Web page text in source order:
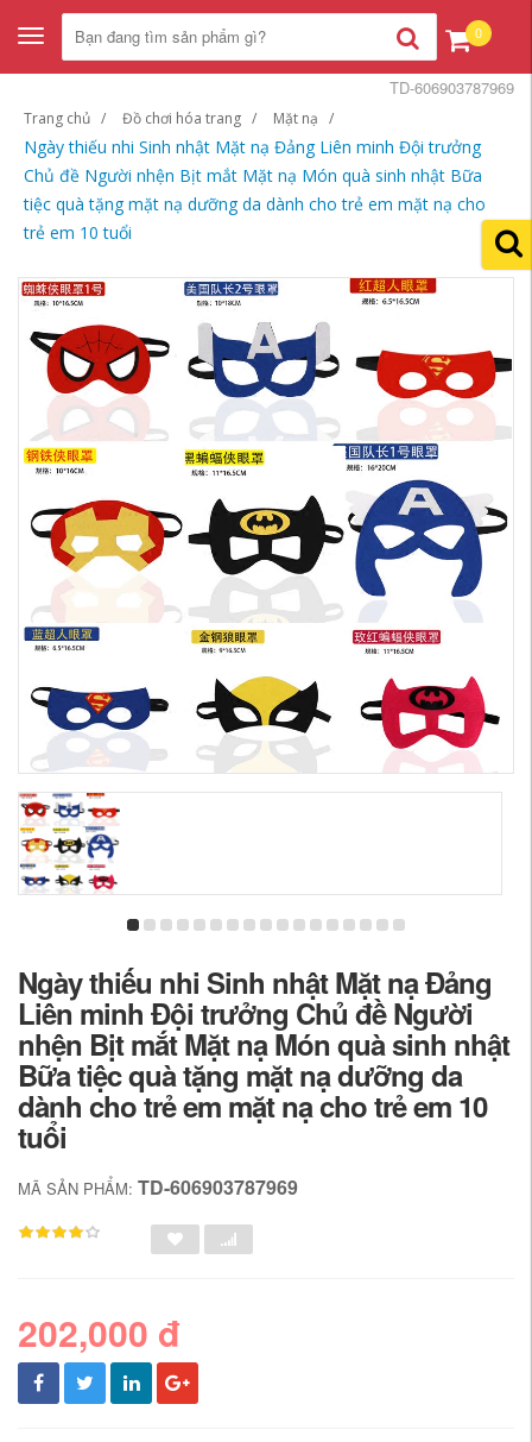
Toggle
navigation
0
Trang chủ Đồ chơi hóa trang Mặt nạ
Ngày thiếu nhi Sinh nhật Mặt nạ Đảng Liên minh Đội trưởng
Chủ đề Người nhện Bịt mắt Mặt nạ Món quà sinh nhật Bữa
tiệc quà tặng mặt nạ dưỡng da dành cho trẻ em mặt nạ cho
trẻ em 10 tuổi
TD-606903787969
Ngày thiếu nhi Sinh nhật Mặt nạ Đảng
Liên minh Đội trưởng Chủ đề Người
nhện Bịt mắt Mặt nạ Món quà sinh nhật
Bữa tiệc quà tặng mặt nạ dưỡng da
dành cho trẻ em mặt nạ cho trẻ em 10
tuổi
MÃ SẢN PHẨM: TD-606903787969
202,000 đ